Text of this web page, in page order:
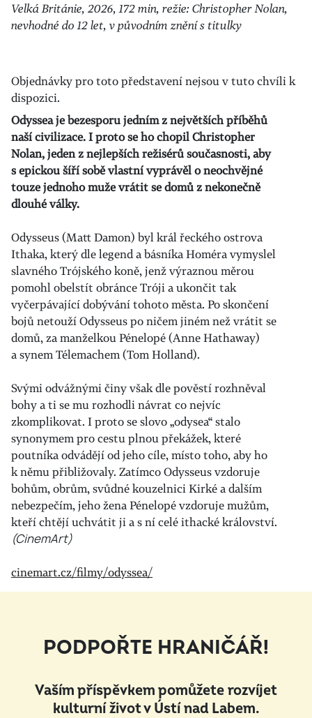
Velká Británie, 2026, 172 min, režie: Christopher Nolan,
nevhodné do 12 let, v původním znění s titulky
Objednávky pro toto představení nejsou v tuto chvíli k
dispozici.
Odyssea je bezesporu jedním z největších příběhů
naší civilizace. I proto se ho chopil Christopher
Nolan, jeden z nejlepších režisérů současnosti, aby
s epickou šíří sobě vlastní vyprávěl o neochvějné
touze jednoho muže vrátit se domů z nekonečně
dlouhé války.
Odysseus (Matt Damon) byl král řeckého ostrova
Ithaka, který dle legend a básníka Homéra vymyslel
slavného Trójského koně, jenž výraznou měrou
pomohl obelstít obránce Tróji a ukončit tak
vyčerpávající dobývání tohoto města. Po skončení
bojů netouží Odysseus po ničem jiném než vrátit se
domů, za manželkou Pénelopé (Anne Hathaway)
a synem Télemachem (Tom Holland).
Svými odvážnými činy však dle pověstí rozhněval
bohy a ti se mu rozhodli návrat co nejvíc
zkomplikovat. I proto se slovo „odysea“ stalo
synonymem pro cestu plnou překážek, které
poutníka odvádějí od jeho cíle, místo toho, aby ho
k němu přibližovaly. Zatímco Odysseus vzdoruje
bohům, obrům, svůdné kouzelnici Kirké a dalším
nebezpečím, jeho žena Pénelopé vzdoruje mužům,
kteří chtějí uchvátit ji a s ní celé ithacké království.
(CinemArt)
cinemart.cz/filmy/odyssea/
PODPOŘTE HRANIČÁŘ!
Vaším příspěvkem pomůžete rozvíjet
kulturní život v Ústí nad Labem.